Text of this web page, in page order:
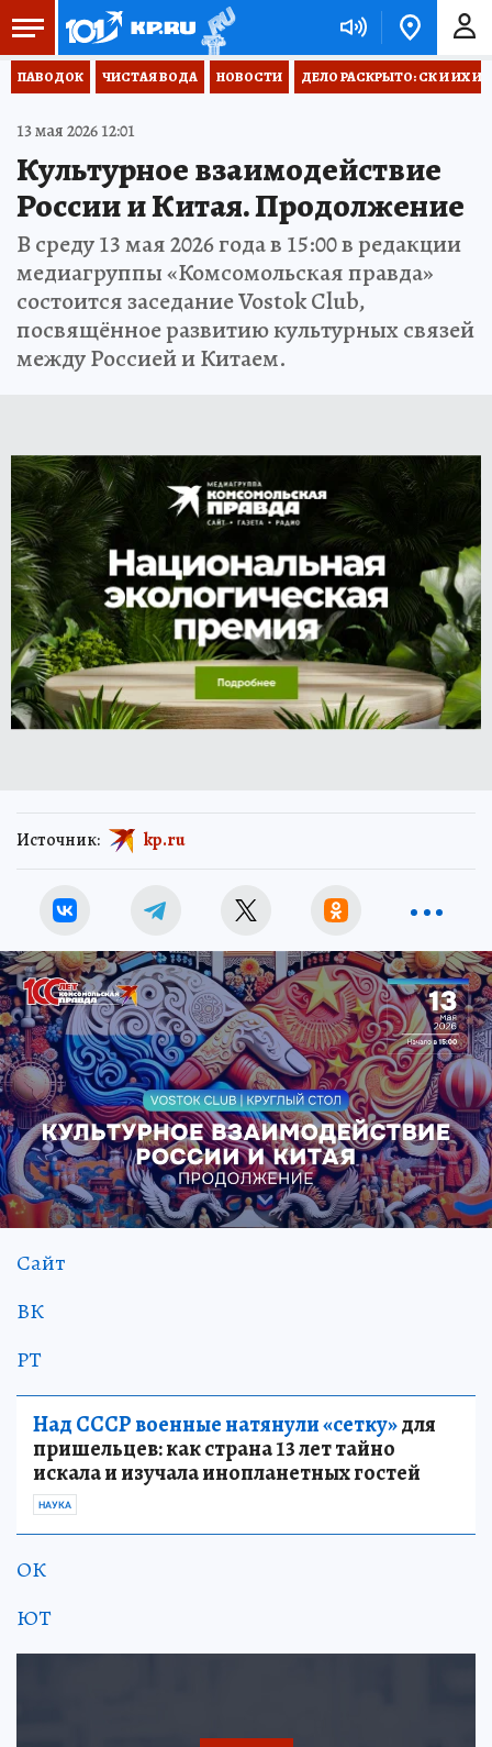
ПАВОДОК ЧИСТАЯ ВОДА НОВОСТИ ДЕЛО РАСКРЫТО: СК И ИХ
13 мая 2026 12:01
Культурное взаимодействие
России и Китая. Продолжение
В среду 13 мая 2026 года в 15:00 в редакции
медиагруппы «Комсомольская правда»
состоится заседание Vostok Club,
посвящённое развитию культурных связей
между Россией и Китаем.
Источник: kp.ru
Сайт
ВК
РТ
Над СССР военные натянули «сетку»для
пришельцев: как страна 13 лет тайно
искала и изучала инопланетных гостей
НАУКА
ОК
ЮТ